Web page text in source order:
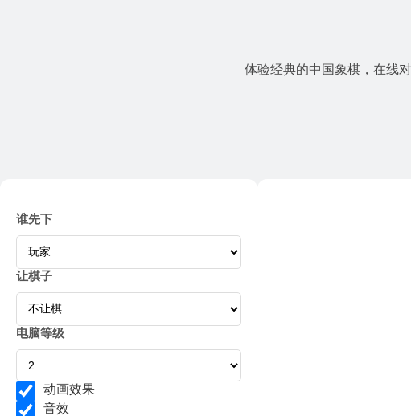
体验经典的中国象棋，在线
谁先下
让棋子
电脑等级
动画效果
音效